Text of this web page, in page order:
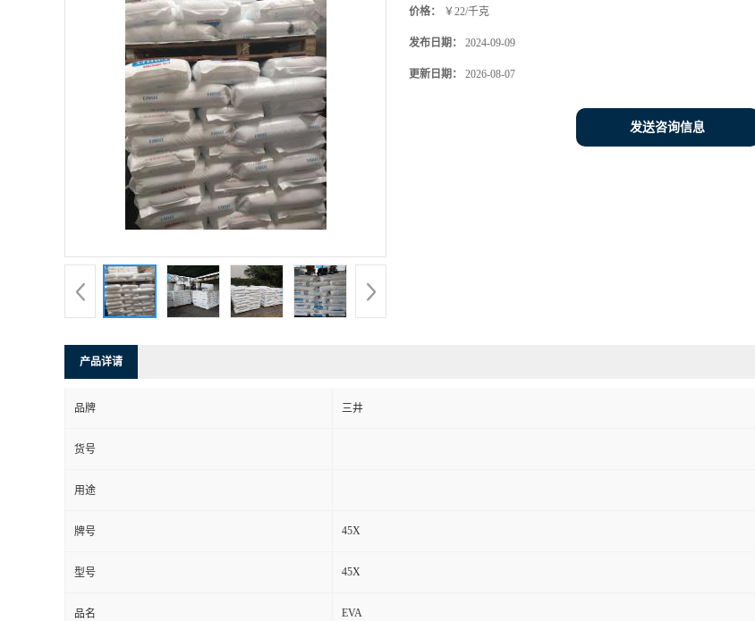
价格： ￥22/千克
发布日期： 2024-09-09
更新日期： 2026-08-07
发送咨询信息
产品详请
品牌 三井
货号
用途
牌号 45X
型号 45X
品名 EVA